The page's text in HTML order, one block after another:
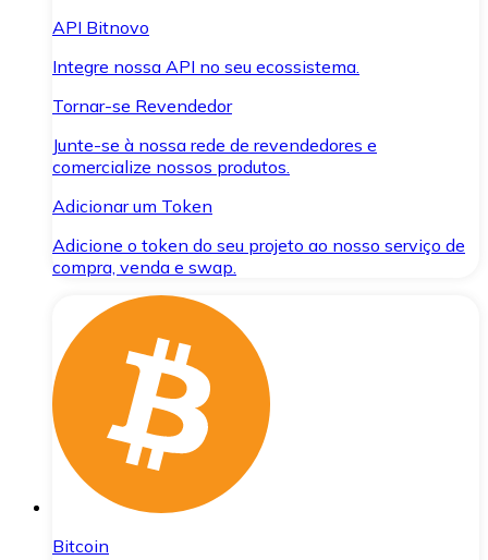
API Bitnovo
Integre nossa API no seu ecossistema.
Tornar-se Revendedor
Junte-se à nossa rede de revendedores e
comercialize nossos produtos.
Adicionar um Token
Adicione o token do seu projeto ao nosso serviço de
compra, venda e swap.
Bitcoin